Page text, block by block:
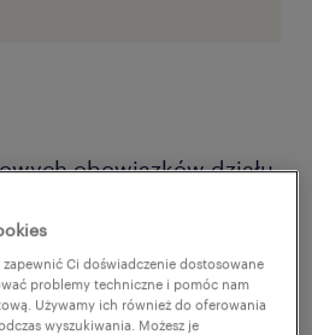
obowiązków działu
potrzebuje dane
z powodzeniem
Zadanie to bywa
Ci doświadczenie dostosowane
problemy techniczne i pomóc nam
Używamy ich również do oferowania
wyszukiwania. Możesz je